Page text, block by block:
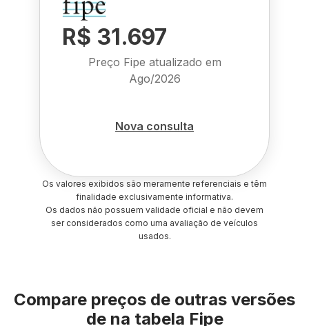
R$ 31.697
Preço Fipe atualizado em
Ago/2026
Nova consulta
Os valores exibidos são meramente referenciais e têm
finalidade exclusivamente informativa.
Os dados não possuem validade oficial e não devem
ser considerados como uma avaliação de veículos
usados.
Compare preços de outras versões
de na tabela Fipe